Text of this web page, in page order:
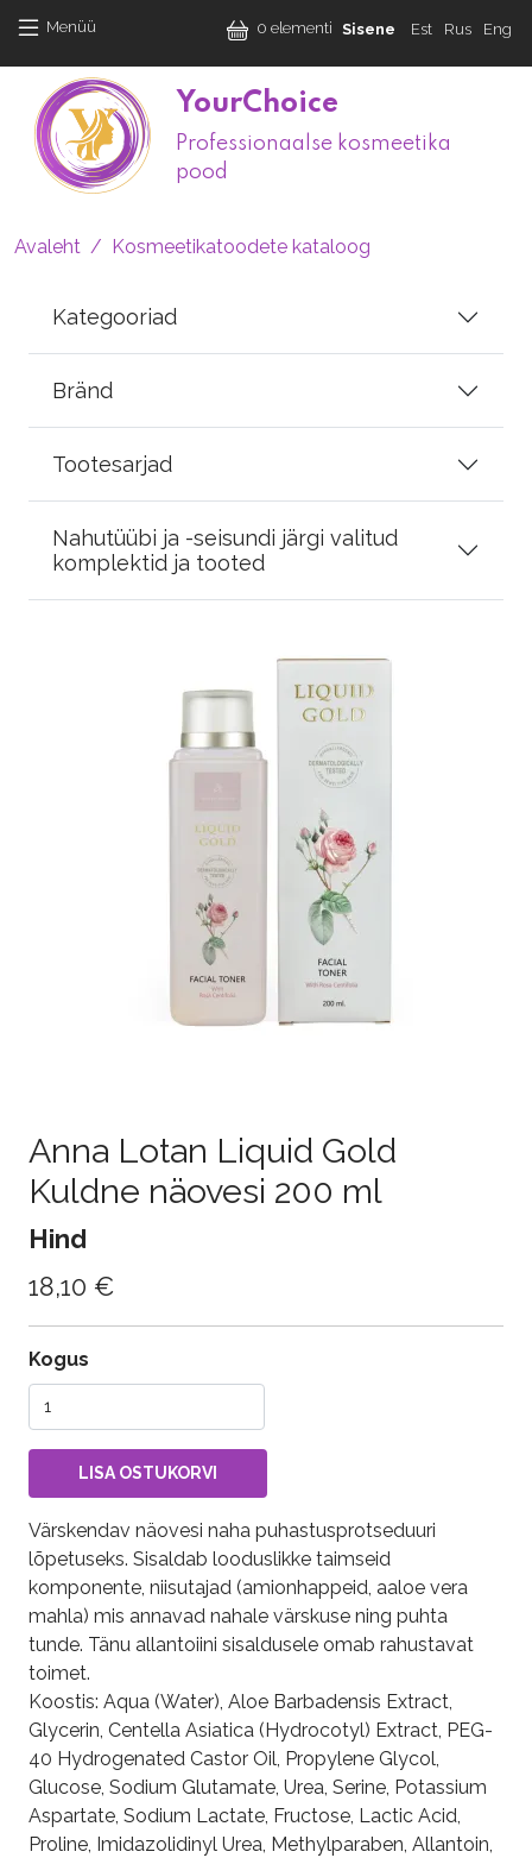
Menüü 0 elementi User
Sisene Est Rus Eng
YourChoice
Professionaalse kosmeetika
pood
Leivapuru
Avaleht Kosmeetikatoodete kataloog
Anna Lotan Liquid Gold
Kuldne näovesi 200 ml
Hind
18,10 €
Kogus
Värskendav näovesi naha puhastusprotseduuri
lõpetuseks. Sisaldab looduslikke taimseid
komponente, niisutajad (amionhappeid, aaloe vera
mahla) mis annavad nahale värskuse ning puhta
tunde. Tänu allantoiini sisaldusele omab rahustavat
toimet.
Koostis: Aqua (Water), Aloe Barbadensis Extract,
Glycerin, Centella Asiatica (Hydrocotyl) Extract, PEG-
40 Hydrogenated Castor Oil, Propylene Glycol,
Glucose, Sodium Glutamate, Urea, Serine, Potassium
Aspartate, Sodium Lactate, Fructose, Lactic Acid,
Proline, Imidazolidinyl Urea, Methylparaben, Allantoin,
Kategooriad
Bränd
Tootesarjad
Nahutüübi ja -seisundi järgi valitud
komplektid ja tooted